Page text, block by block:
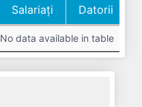
Salariați
Datorii
Nr.
Salariați
Datorii
No data available in table